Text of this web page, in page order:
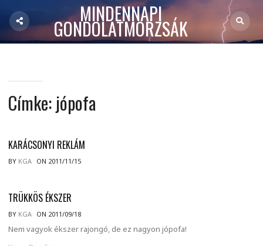
MINDENNAPI
GONDOLATMORZSÁK
Címke: jópofa
KARÁCSONYI REKLÁM
BY KGA ON 2011/11/15
TRÜKKÖS ÉKSZER
BY KGA ON 2011/09/18
Nem vagyok ékszer rajongó, de ez nagyon jópofa!